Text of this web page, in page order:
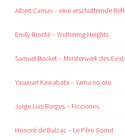
Albert Camus – eine erschütternde
Emily Brontë – Wuthering Heights
Samuel Becket – Meisterwerk des
Yasunari Kawabata – Yama no oto
Jorge Luis Borges – Ficciones
Honoré de Balzac – Le Père Goriot